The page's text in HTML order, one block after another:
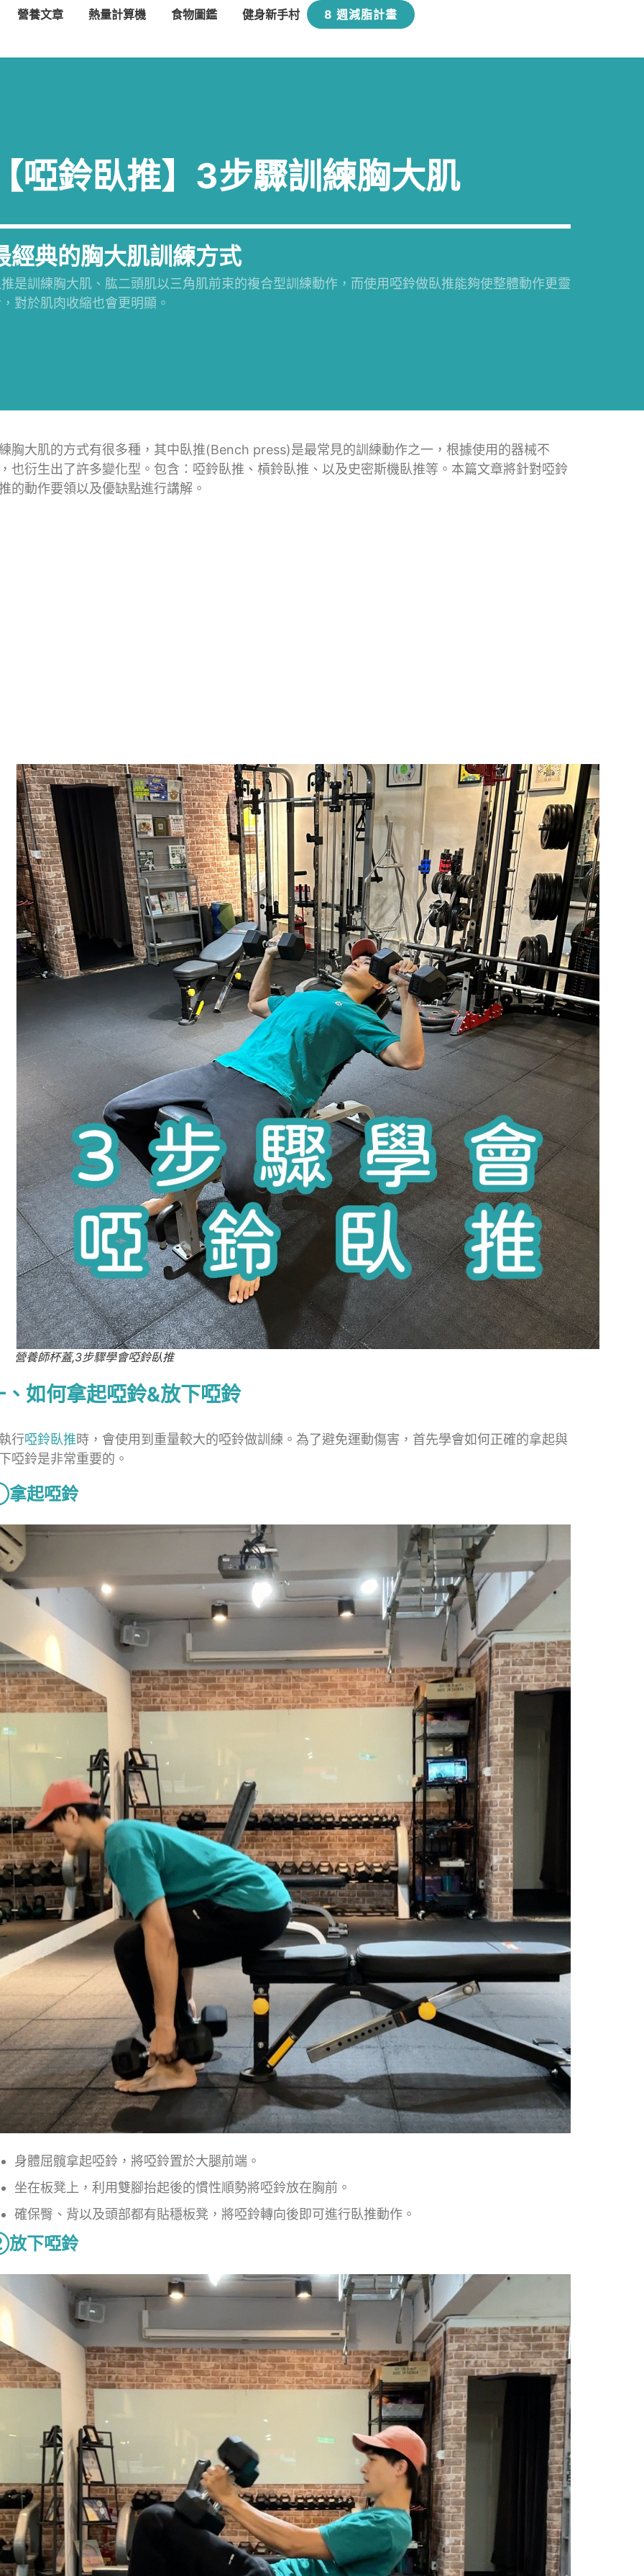
營養文章 熱量計算機 食物圖鑑 健身新手村 8 週減脂計畫
啞鈴臥推】3步驟訓練胸大肌
經典的胸大肌訓練方式
是訓練胸大肌、肱二頭肌以三角肌前束的複合型訓練動作，而使用啞鈴做臥推能夠使整體動作更靈
對於肌肉收縮也會更明顯。
胸大肌的方式有很多種，其中臥推(Bench press)是最常見的訓練動作之一，根據使用的器械不
也衍生出了許多變化型。包含：啞鈴臥推、槓鈴臥推、以及史密斯機臥推等。本篇文章將針對啞鈴
的動作要領以及優缺點進行講解。
營養師杯蓋,3步驟學會啞鈴臥推
、如何拿起啞鈴&放下啞鈴
行啞鈴臥推時，會使用到重量較大的啞鈴做訓練。為了避免運動傷害，首先學會如何正確的拿起與
啞鈴是非常重要的。
起啞鈴
身體屈髖拿起啞鈴，將啞鈴置於大腿前端。
坐在板凳上，利用雙腳抬起後的慣性順勢將啞鈴放在胸前。
確保臀、背以及頭部都有貼穩板凳，將啞鈴轉向後即可進行臥推動作。
下啞鈴